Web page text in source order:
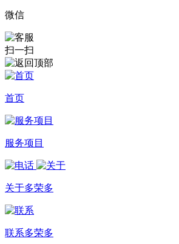
微信
扫一扫
首页
服务项目
关于多荣多
联系多荣多